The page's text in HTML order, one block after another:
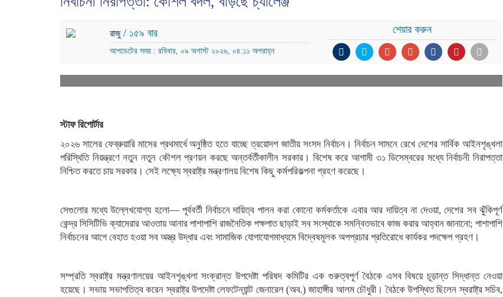
রাজু / ১৫৯ বার
আপডেটের সময় : রবিবার, ০৯ অগাস্ট ২০২৬, ০৪:১১ অপরাহ্ন
শেয়ার করুন
স্টাফ রিপোর্টার
২০২৬ সালের ফেব্রুয়ারি মাসের প্রথমার্ধে অনুষ্ঠিত হতে যাচ্ছে ত্রয়োদশ জাতীয় সংসদ নির্বাচন। নির্বাচন সামনে রেখে দেশের সার্বিক আইনশৃঙ্খলা
পরিস্থিতি নিয়ন্ত্রণে নতুন নতুন কৌশল প্রণয়ন করছে অন্তর্বর্তীকালীন সরকার। বিশেষ করে আগামী ৩১ ডিসেম্বরের মধ্যে নির্বাচনী নিরাপত্তা
নিশ্চিত করতে চায় সরকার। সেই লক্ষ্যে স্বরাষ্ট্র মন্ত্রণালয় বিশেষ কিছু কর্মপরিকল্পনা গ্রহণ করেছে।
সেগুলোর মধ্যে উল্লেখযোগ্য হলো— পূর্ববর্তী নির্বাচনে দায়িত্ব পালন করা কোনো কর্মকর্তাকে এবার আর দায়িত্ব না দেওয়া, দেশের সব ঝুঁকিপূর্ণ
কেন্দ্র সিসিটিভি ক্যামেরার আওতায় আনার পাশাপাশি রাজনৈতিক পক্ষপাত ছাড়াই সব সংস্থাকে সমন্বিতভাবে কাজ করার আহ্বান জানানো; পাশাপাশি
নির্বাচনের আগে বেহাত হওয়া সব অস্ত্র উদ্ধার এবং সামাজিক যোগাযোগমাধ্যমে বিদ্বেষমূলক অপপ্রচার প্রতিরোধে কার্যকর পদক্ষেপ গ্রহণ।
সম্প্রতি স্বরাষ্ট্র মন্ত্রণালয়ের আইনশৃঙ্খলা সংক্রান্ত উপদেষ্টা পরিষদ কমিটির এক গুরুত্বপূর্ণ বৈঠকে এসব বিষয়ে চূড়ান্ত সিদ্ধান্ত নেওয়া
হয়েছে। সভায় সভাপতিত্ব করেন স্বরাষ্ট্র উপদেষ্টা লেফটেন্যান্ট জেনারেল (অব.) জাহাঙ্গীর আলম চৌধুরী। বৈঠকে উপস্থিত ছিলেন স্বরাষ্ট্র সচিব,